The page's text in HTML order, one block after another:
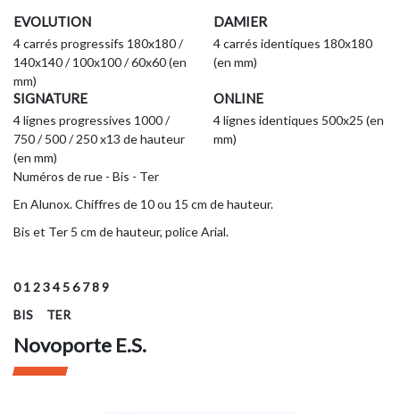
EVOLUTION
4 carrés progressifs 180x180 /
140x140 / 100x100 / 60x60 (en
mm)
DAMIER
4 carrés identiques 180x180
(en mm)
SIGNATURE
4 lignes progressives 1000 /
750 / 500 / 250 x13 de hauteur
(en mm)
ONLINE
4 lignes identiques 500x25 (en
mm)
Numéros de rue - Bis - Ter
En Alunox. Chiffres de 10 ou 15 cm de hauteur.
Bis et Ter 5 cm de hauteur, police Arial.
0 1 2 3 4 5 6 7 8 9
BIS TER
Novoporte E.S.